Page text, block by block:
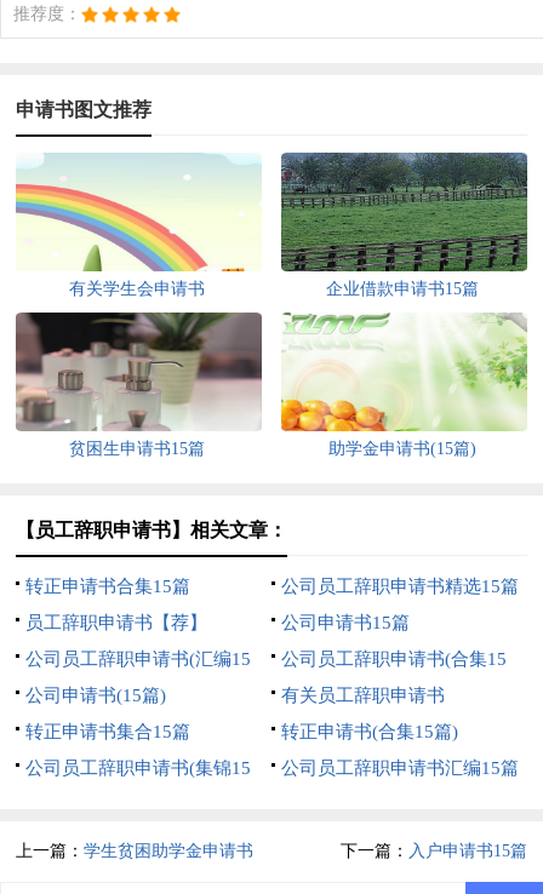
推荐度：
申请书图文推荐
有关学生会申请书 企业借款申请书15篇
贫困生申请书15篇 助学金申请书(15篇)
【员工辞职申请书】相关文章：
转正申请书合集15篇
公司员工辞职申请书精选15篇
员工辞职申请书【荐】
公司申请书15篇
公司员工辞职申请书(汇编15
篇)
公司员工辞职申请书(合集15
篇)
公司申请书(15篇)
有关员工辞职申请书
转正申请书集合15篇
转正申请书(合集15篇)
公司员工辞职申请书(集锦15
公司员工辞职申请书汇编15篇
上一篇：学生贫困助学金申请书 下一篇： 入户申请书15篇